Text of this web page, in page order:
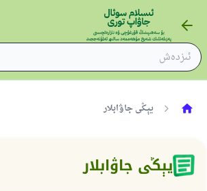
يېڭى جاۋابلار
يېڭى جاۋابلار